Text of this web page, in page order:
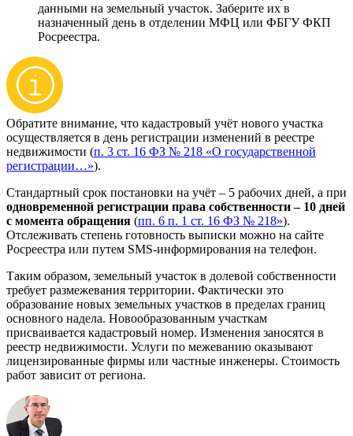
данными на земельный участок. Заберите их в
назначенный день в отделении МФЦ или ФБГУ ФКП
Росреестра.
Обратите внимание, что кадастровый учёт нового участка
осуществляется в день регистрации изменений в реестре
недвижимости (п. 3 ст. 16 ФЗ № 218 «О государственной
регистрации…»).
Стандартный срок постановки на учёт – 5 рабочих дней, а при
одновременной регистрации права собственности – 10 дней
с момента обращения (пп. 6 п. 1 ст. 16 ФЗ № 218»).
Отслеживать степень готовность выписки можно на сайте
Росреестра или путем SMS-информирования на телефон.
Таким образом, земельный участок в долевой собственности
требует размежевания территории. Фактически это
образование новых земельных участков в пределах границ
основного надела. Новообразованным участкам
присваивается кадастровый номер. Изменения заносятся в
реестр недвижимости. Услуги по межеванию оказывают
лицензированные фирмы или частные инженеры. Стоимость
работ зависит от региона.